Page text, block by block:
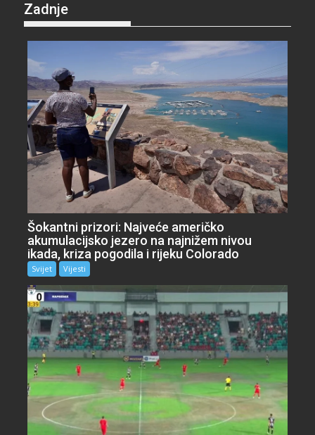
Zadnje
Šokantni prizori: Najveće američko
akumulacijsko jezero na najnižem nivou
ikada, kriza pogodila i rijeku Colorado
Svijet Vijesti